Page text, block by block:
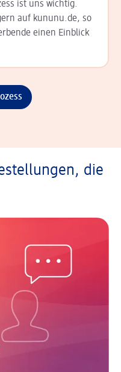
ist uns wichtig.
auf kununu.de, so
einen Einblick
die